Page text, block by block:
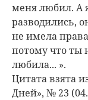
меня любил. А
разводились,
не имела
потому что ты
любила... ».
Цитата взята
Дней», № 23